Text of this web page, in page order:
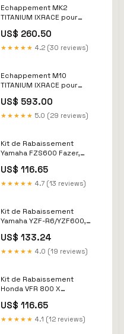
Echappement MK2
TITANIUM IXRACE pour
Suzuki_GSF Bandit
US$ 260.50
★★★★★ 4.2 (30 reviews)
Echappement M10
TITANIUM IXRACE pour
Moto_BMW
US$ 593.00
★★★★★ 5.0 (29 reviews)
Kit de Rabaissement
Yamaha FZS600 Fazer,
TECHNIK compteur bmw
US$ 116.65
★★★★★ 4.7 (13 reviews)
Kit de Rabaissement
Yamaha YZF-R6/YZF600,
TECHNIK barre de fourche
US$ 133.24
★★★★★ 4.0 (19 reviews)
Kit de Rabaissement
Honda VFR 800 X
2011 à ) ALPHA TECHNIK
BMW_R 1150 GS
US$ 116.65
★★★★★ 4.1 (12 reviews)